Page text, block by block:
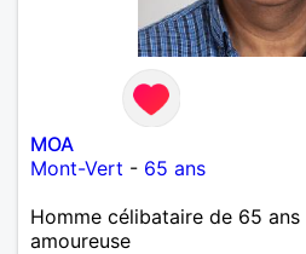
MOA
Mont-Vert - 65 ans
Homme célibataire de 65
amoureuse